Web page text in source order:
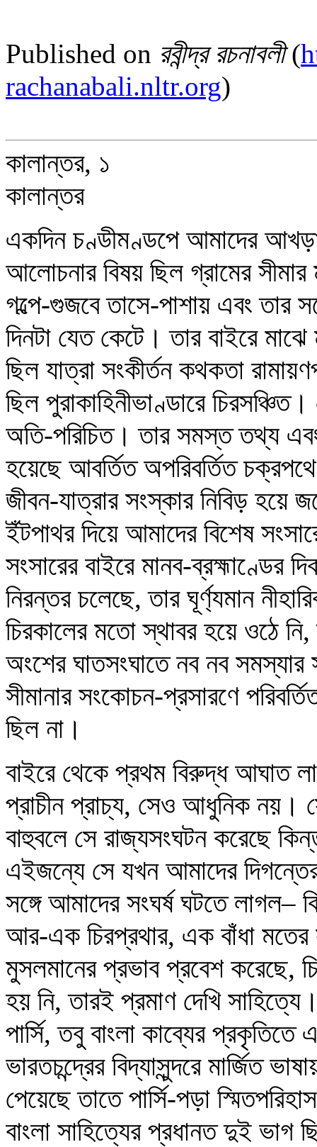
Published on রবীন্দ্র রচনাবলী(
rachanabali.nltr.org)
কালান্তর, ১
কালান্তর
একদিন চণ্ডীমণ্ডপে আমাদের
আলোচনার বিষয় ছিল গ্রামের
গল্পে-গুজবে তাসে-পাশায় এবং তার
দিনটা যেত কেটে। তার বাইরে
ছিল যাত্রা সংকীর্তন কথকতা
ছিল পুরাকাহিনীভাণ্ডারে
অতি-পরিচিত। তার সমস্ত তথ্য এবং
হয়েছে আবর্তিত অপরিবর্তিত
জীবন-যাত্রার সংস্কার নিবিড়
ইঁটপাথর দিয়ে আমাদের বিশেষ
সংসারের বাইরে মানব-ব্রহ্মাণ্ডের
নিরন্তর চলেছে, তার ঘূর্ণ্যমান
চিরকালের মতো স্থাবর হয়ে ওঠে
অংশের ঘাতসংঘাতে নব নব সমস্যার
সীমানার সংকোচন-প্রসারণে
ছিল না।
বাইরে থেকে প্রথম বিরুদ্ধ আঘাত
প্রাচীন প্রাচ্য, সেও আধুনিক নয়।
বাহুবলে সে রাজ্যসংঘটন করেছে
এইজন্যে সে যখন আমাদের
সঙ্গে আমাদের সংঘর্ষ ঘটতে লাগল–
আর-এক চিরপ্রথার, এক বাঁধা মতের
মুসলমানের প্রভাব প্রবেশ করেছে,
হয় নি, তারই প্রমাণ দেখি
পার্সি, তবু বাংলা কাব্যের প্রকৃতিতে
ভারতচন্দ্রের বিদ্যাসুন্দরে মার্জিত
পেয়েছে তাতে পার্সি-পড়া
বাংলা সাহিত্যের প্রধানত দুই